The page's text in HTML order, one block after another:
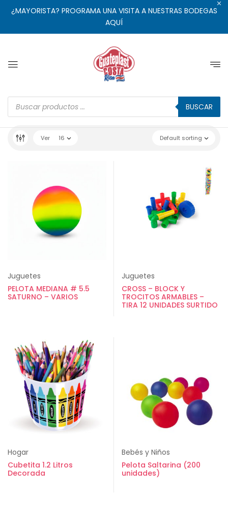
¿MAYORISTA? PROGRAMA UNA VISITA A NUESTRAS BODEGAS
AQUÍ
BUSCAR
Default sorting
Ver 16
Juguetes
PELOTA MEDIANA # 5.5
SATURNO – VARIOS
Juguetes
CROSS – BLOCK Y
TROCITOS ARMABLES –
TIRA 12 UNIDADES SURTIDO
Hogar
Cubetita 1.2 Litros
Decorada
Bebés y Niños
Pelota Saltarina (200
unidades)